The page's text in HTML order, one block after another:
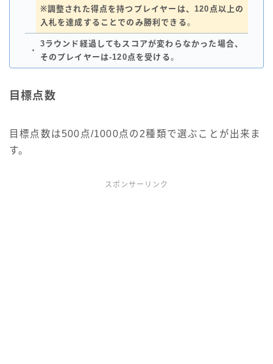
※調整された得点を持つプレイヤーは、120点以上の
入札を達成することでのみ勝利できる。
・
3ラウンド経過してもスコアが変わらなかった場合、
そのプレイヤーは-120点を受ける。
目標点数
目標点数は500点/1000点の2種類で選ぶことが出来ま
す。
スポンサーリンク